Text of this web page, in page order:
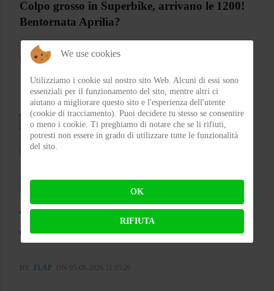
Colpo grosso in Superbike, arrivano le 1200!
Bentornata Aprilia?
MICHELE RUBIN (WOLF)
Test CGM 136 RNA Fibra – Il jet che punta su
comfort e carattere
BY FLAP ON 05-08-2026 21:05:26
We use cookies
Utilizziamo i cookie sul nostro sito Web. Alcuni di essi sono
essenziali per il funzionamento del sito, mentre altri ci
aiutano a migliorare questo sito e l'esperienza dell'utente
(cookie di tracciamento). Puoi decidere tu stesso se consentire
o meno i cookie. Ti preghiamo di notare che se li rifiuti,
potresti non essere in grado di utilizzare tutte le funzionalità
del sito.
OK
RIFIUTA